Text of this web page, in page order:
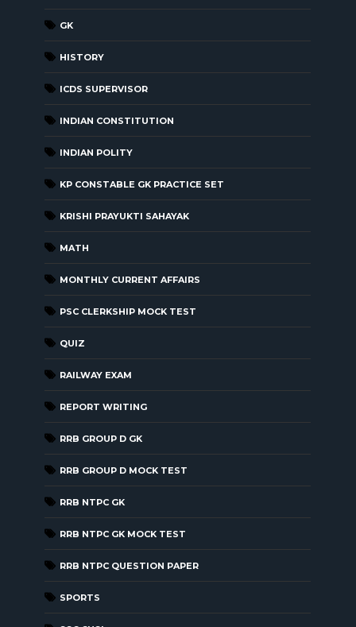
GK
HISTORY
ICDS SUPERVISOR
INDIAN CONSTITUTION
INDIAN POLITY
KP CONSTABLE GK PRACTICE SET
KRISHI PRAYUKTI SAHAYAK
MATH
MONTHLY CURRENT AFFAIRS
PSC CLERKSHIP MOCK TEST
QUIZ
RAILWAY EXAM
REPORT WRITING
RRB GROUP D GK
RRB GROUP D MOCK TEST
RRB NTPC GK
RRB NTPC GK MOCK TEST
RRB NTPC QUESTION PAPER
SPORTS